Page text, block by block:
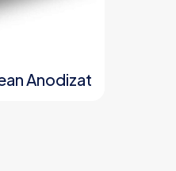
Anodizat